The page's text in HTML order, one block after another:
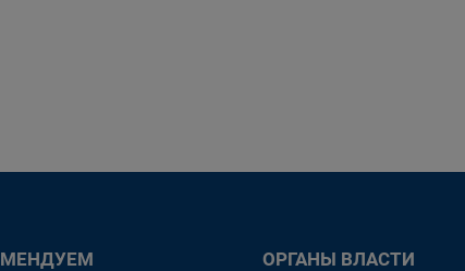
ОРГАНЫ ВЛАСТИ